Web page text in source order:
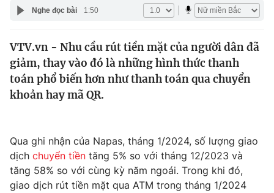
Y tế
Thế giới
Thế giới đó đây
Câu chuyện quốc tế
Tài chính
Thị trường
Dữ liệu và đời sống
Đời sống
Giáo dục
Nghe đọc bài 1:50
VTV.vn - Nhu cầu rút tiền mặt của người dân đã
giảm, thay vào đó là những hình thức thanh
toán phổ biến hơn như thanh toán qua chuyển
khoản hay mã QR.
Qua ghi nhận của Napas, tháng 1/2024, số lượng giao
dịch chuyển tiền tăng 5% so với tháng 12/2023 và
tăng 58% so với cùng kỳ năm ngoái. Trong khi đó,
giao dịch rút tiền mặt qua ATM trong tháng 1/2024